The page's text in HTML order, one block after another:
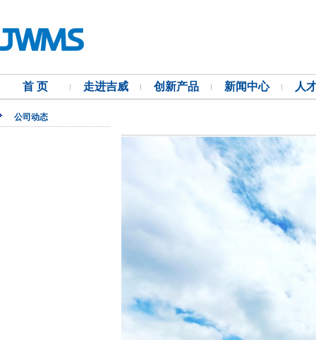
首 页 走进吉威 创新产品 新闻中心 人
公司动态